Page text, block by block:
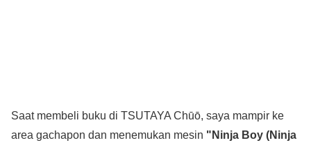
Saat membeli buku di TSUTAYA Chūō, saya mampir ke
area gachapon dan menemukan mesin "Ninja Boy (Ninja